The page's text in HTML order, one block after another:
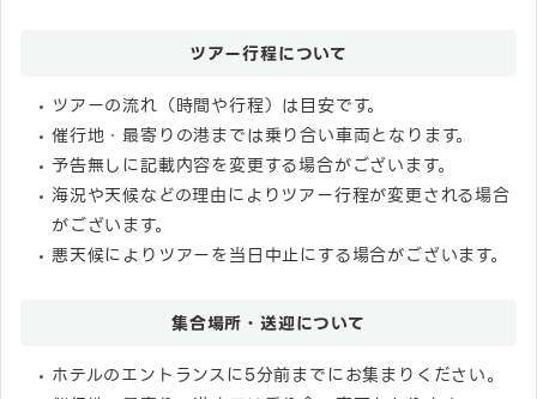
ツアー行程について
ツアーの流れ（時間や行程）は目安です。
催行地・最寄りの港までは乗り合い車両となります。
予告無しに記載内容を変更する場合がございます。
海況や天候などの理由によりツアー行程が変更される場合
がございます。
悪天候によりツアーを当日中止にする場合がございます。
集合場所・送迎について
ホテルのエントランスに5分前までにお集まりください。